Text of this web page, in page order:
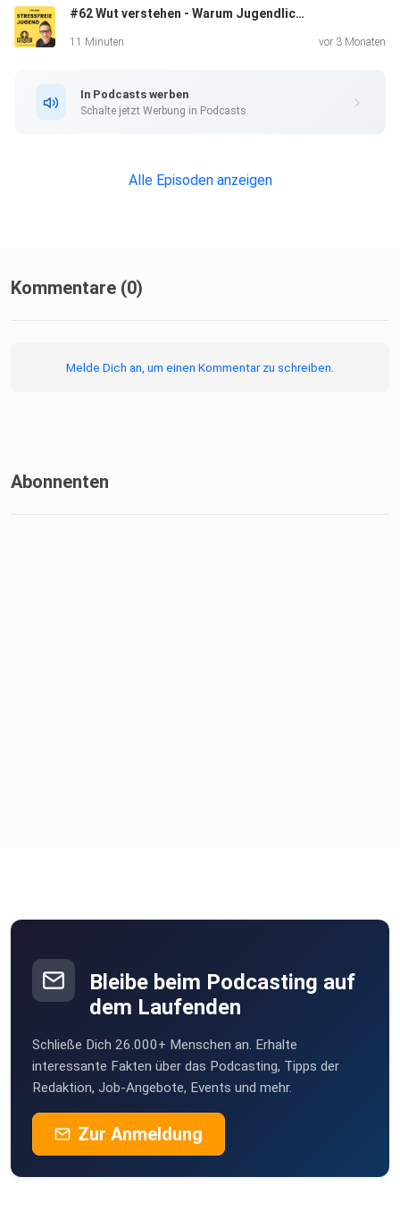
#62 Wut verstehen - Warum Jugendliche so schnell explodieren
11 Minuten vor 3 Monaten
In Podcasts werben
Schalte jetzt Werbung in Podcasts.
Alle Episoden anzeigen
Kommentare (0)
Melde Dich an, um einen Kommentar zu schreiben.
Abonnenten
Bleibe beim Podcasting auf
dem Laufenden
Schließe Dich 26.000+ Menschen an. Erhalte
interessante Fakten über das Podcasting, Tipps der
Redaktion, Job-Angebote, Events und mehr.
Zur Anmeldung